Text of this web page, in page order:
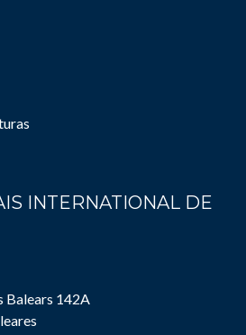
INTERNATIONAL DE
Balears 142A